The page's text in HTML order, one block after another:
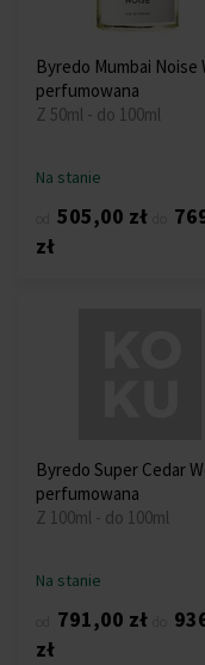
Byredo Mumbai Noise
perfumowana
Z 50ml - do 100ml
Na stanie
505,00 zł
zł
Byredo Super Cedar
perfumowana
Z 100ml - do 100ml
Na stanie
791,00 zł
zł